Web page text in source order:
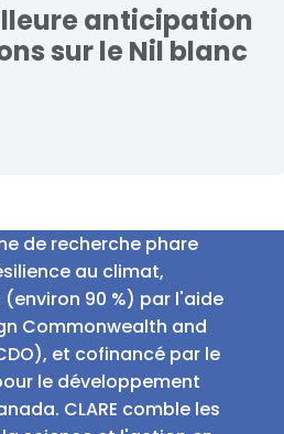
anticipation
sur le Nil blanc
de recherche phare
au climat,
90 %) par l'aide
Commonwealth and
et cofinancé par le
le développement
CLARE comble les